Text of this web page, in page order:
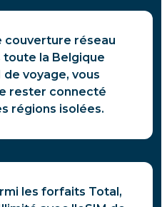
couverture réseau
toute la Belgique
de voyage, vous
rester connecté
régions isolées.
les forfaits Total,